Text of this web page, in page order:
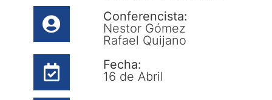
Conferencista:
Nestor Gómez
Rafael Quijano
Fecha:
16 de Abril